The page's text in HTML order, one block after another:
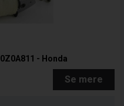
- Honda
Se mere